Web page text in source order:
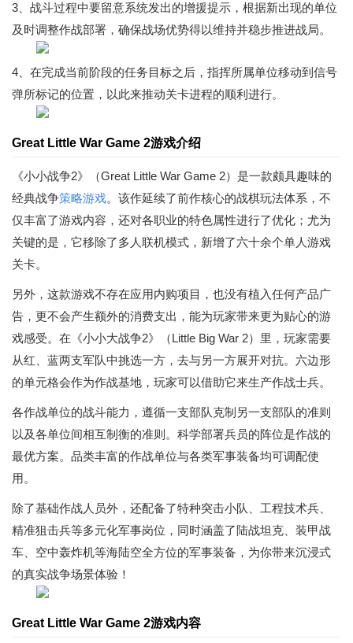
3、战斗过程中要留意系统发出的增援提示，根据新出现的单位
及时调整作战部署，确保战场优势得以维持并稳步推进战局。
4、在完成当前阶段的任务目标之后，指挥所属单位移动到信号
弹所标记的位置，以此来推动关卡进程的顺利进行。
Great Little War Game 2游戏介绍
《小小战争2》（Great Little War Game 2）是一款颇具趣味的
经典战争策略游戏。该作延续了前作核心的战棋玩法体系，不
仅丰富了游戏内容，还对各职业的特色属性进行了优化；尤为
关键的是，它移除了多人联机模式，新增了六十余个单人游戏
关卡。
另外，这款游戏不存在应用内购项目，也没有植入任何产品广
告，更不会产生额外的消费支出，能为玩家带来更为贴心的游
戏感受。在《小小大战争2》（Little Big War 2）里，玩家需要
从红、蓝两支军队中挑选一方，去与另一方展开对抗。六边形
的单元格会作为作战基地，玩家可以借助它来生产作战士兵。
各作战单位的战斗能力，遵循一支部队克制另一支部队的准则
以及各单位间相互制衡的准则。科学部署兵员的阵位是作战的
最优方案。品类丰富的作战单位与各类军事装备均可调配使
用。
除了基础作战人员外，还配备了特种突击小队、工程技术兵、
精准狙击兵等多元化军事岗位，同时涵盖了陆战坦克、装甲战
车、空中轰炸机等海陆空全方位的军事装备，为你带来沉浸式
的真实战争场景体验！
Great Little War Game 2游戏内容